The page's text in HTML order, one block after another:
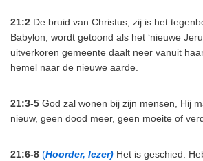
21:2 De bruid van Christus, zij is het
Babylon, wordt getoond als het ‘nieuwe
uitverkoren gemeente daalt neer vanuit
hemel naar de nieuwe aarde.
21:3-5 God zal wonen bij zijn mensen, Hij
nieuw, geen dood meer, geen moeite of
21:6-8 (Hoorder, lezer) Het is geschied.